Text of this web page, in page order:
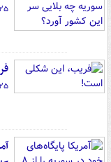
۲۵ تیر ۰۴ - ۱۷:۳۷
۲۵ تیر ۰۴ - ۱۷:۱۶